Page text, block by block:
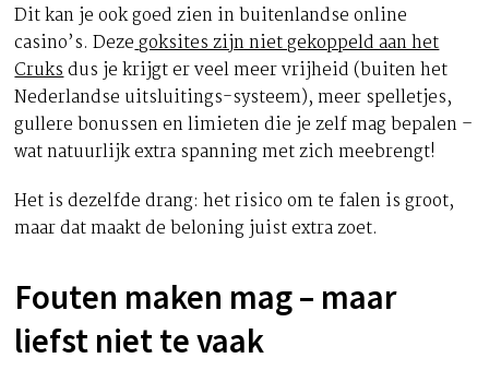
Dit kan je ook goed zien in buitenlandse online
casino’s. Dezegoksites zijn niet gekoppeld aan het
Cruksdus je krijgt er veel meer vrijheid (buiten het
Nederlandse uitsluitings-systeem), meer spelletjes,
gullere bonussen en limieten die je zelf mag bepalen –
wat natuurlijk extra spanning met zich meebrengt!
Het is dezelfde drang: het risico om te falen is groot,
maar dat maakt de beloning juist extra zoet.
Fouten maken mag – maar
liefst niet te vaak